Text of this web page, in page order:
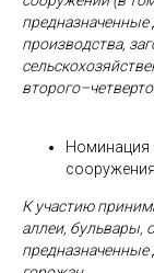
производства,
Номинация
К участию
аллеи, бульвары,